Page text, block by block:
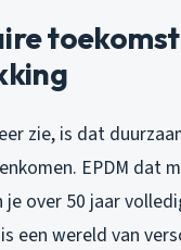
zie, is dat
EPDM dat
je over 50 jaar
een wereld van